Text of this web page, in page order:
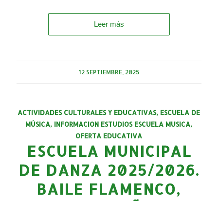
Leer más
12 SEPTIEMBRE, 2025
ACTIVIDADES CULTURALES Y EDUCATIVAS, ESCUELA DE
MÚSICA, INFORMACION ESTUDIOS ESCUELA MUSICA,
OFERTA EDUCATIVA
ESCUELA MUNICIPAL
DE DANZA 2025/2026.
BAILE FLAMENCO,